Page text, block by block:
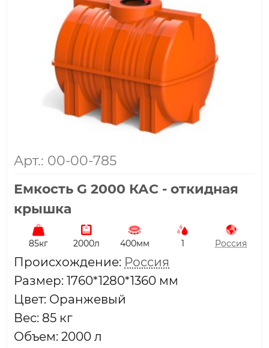
Арт.: 00-00-785
Емкость G 2000 КАС - откидная
крышка
85кг 2000л 400мм 1 Россия
Проиcхождение: Россия
Размер: 1760*1280*1360 мм
Цвет: Оранжевый
Вес: 85 кг
Объем: 2000 л